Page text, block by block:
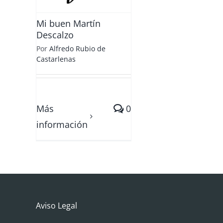
Mi buen Martín
Descalzo
Por Alfredo Rubio de
Castarlenas
Más
información
0
Aviso Legal